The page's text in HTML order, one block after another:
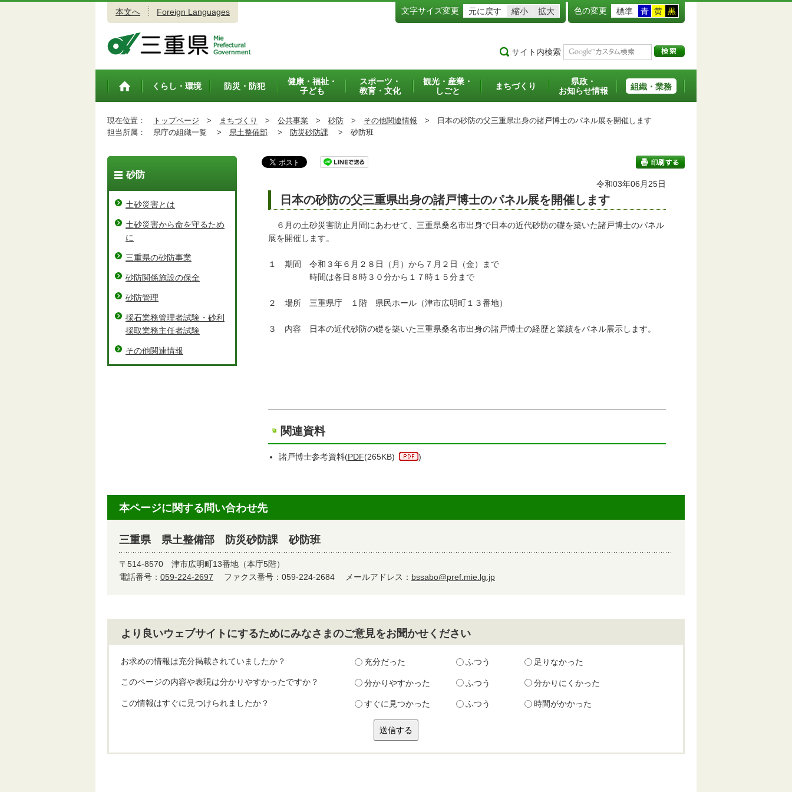
本文へ Foreign Languages 文字サイズ変更 元に戻す 縮小 拡大 色の変更 標準 青 黄 黒
サイト内検索
トップペ
くらし・環境 防災・防犯
健康・福祉・
子ども
スポーツ・
教育・文化
観光・産業・
しごと
まちづくり
県政・
お知らせ情報
組織・業務
現在位置： トップページ > まちづくり > 公共事業 > 砂防 > その他関連情報 > 日本の砂防の父三重県出身の諸戸博士のパネル展を開催します
担当所属：
県庁の組織一覧 > 県土整備部 > 防災砂防課 > 砂防班
印刷する
令和03年06月25日
日本の砂防の父三重県出身の諸戸博士のパネル展を開催します
６月の土砂災害防止月間にあわせて、三重県桑名市出身で日本の近代砂防の礎を築いた諸戸博士のパネル
展を開催します。
１ 期間 令和３年６月２８日（月）から７月２日（金）まで
時間は各日８時３０分から１７時１５分まで
２ 場所 三重県庁 １階 県民ホール（津市広明町１３番地）
３ 内容 日本の近代砂防の礎を築いた三重県桑名市出身の諸戸博士の経歴と業績をパネル展示します。
関連資料
諸戸博士参考資料(PDF(265KB) )
砂防
土砂災害とは
土砂災害から命を守るため
に
三重県の砂防事業
砂防関係施設の保全
砂防管理
採石業務管理者試験・砂利
採取業務主任者試験
その他関連情報
本ページに関する問い合わせ先
三重県 県土整備部 防災砂防課 砂防班
〒514-8570 津市広明町13番地（本庁5階）
電話番号： 059-224-2697 ファクス番号：059-224-2684 メールアドレス： bssabo@pref.mie.lg.jp
より良いウェブサイトにするためにみなさまのご意見をお聞かせください
お求めの情報は充分掲載されていましたか？ 充分だった ふつう 足りなかった
このページの内容や表現は分かりやすかったですか？ 分かりやすかった ふつう 分かりにくかった
この情報はすぐに見つけられましたか？ すぐに見つかった ふつう 時間がかかった